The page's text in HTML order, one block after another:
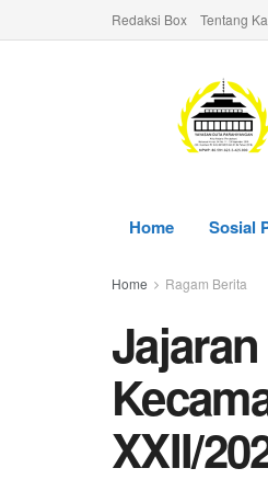
Redaksi Box Tentang
Home Sosial
Home Ragam Berita
XXII/